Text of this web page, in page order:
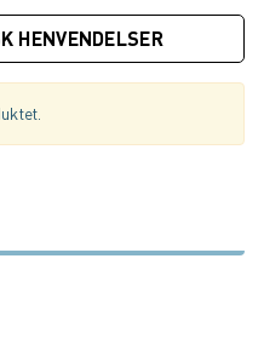
HENVENDELSER